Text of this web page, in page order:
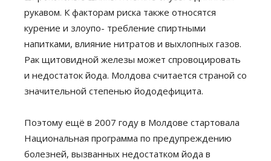
рукавом. К факторам риска также относятся
курение и злоупо- требление спиртными
напитками, влияние нитратов и выхлопных газов.
Рак щитовидной железы может спровоцировать
и недостаток йода. Молдова считается страной со
значительной степенью йододефицита.
Поэтому ещё в 2007 году в Молдове стартовала
Национальная программа по предупреждению
болезней, вызванных недостатком йода в